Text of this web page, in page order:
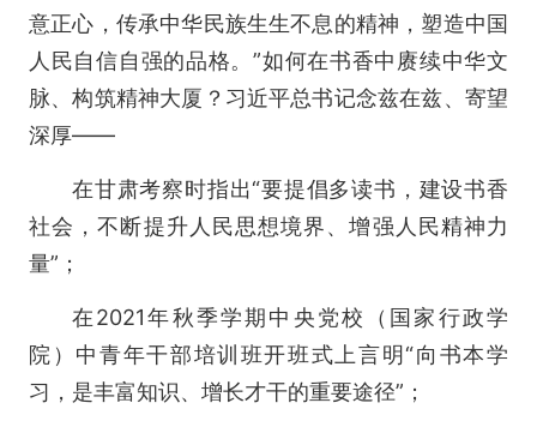
意正心，传承中华民族生生不息的精神，塑造中国
人民自信自强的品格。”如何在书香中赓续中华文
脉、构筑精神大厦？习近平总书记念兹在兹、寄望
深厚——
在甘肃考察时指出“要提倡多读书，建设书香
社会，不断提升人民思想境界、增强人民精神力
量”；
在2021年秋季学期中央党校（国家行政学
院）中青年干部培训班开班式上言明“向书本学
习，是丰富知识、增长才干的重要途径”；